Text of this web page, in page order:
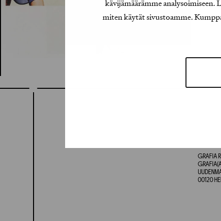
kävijämäärämme analysoimiseen.
miten käytät sivustoamme.
GRAFIA
00120